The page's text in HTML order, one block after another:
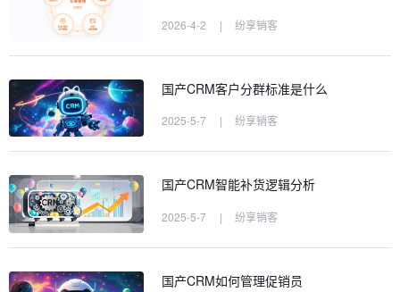
2026-4-2 | 纷享销客
国产CRM客户分群标准是什么
2025-5-7 | 纷享销客
国产CRM智能补货逻辑分析
2025-5-7 | 纷享销客
国产CRM如何管理促销员